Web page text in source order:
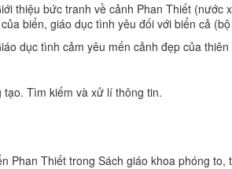
thiệu bức tranh về cảnh Phan Thiết (nước
biển, giáo dục tình yêu đối với biển cả
dục tình cảm yêu mến cảnh đẹp của
Tìm kiếm và xử lí thông tin.
Phan Thiết trong Sách giáo khoa phóng